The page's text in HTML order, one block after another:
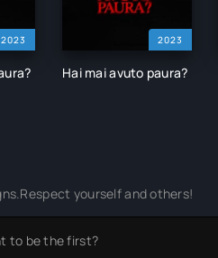
2023 2023
Hai mai avuto paura?
yourself and others!
to be the first?